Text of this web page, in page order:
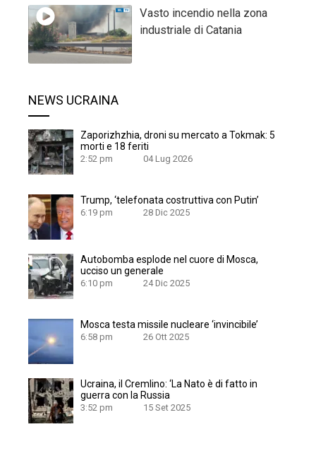
Vasto incendio nella zona
industriale di Catania
NEWS UCRAINA
Zaporizhzhia, droni su mercato a Tokmak: 5
morti e 18 feriti
2:52 pm 04 Lug 2026
Trump, ‘telefonata costruttiva con Putin’
6:19 pm 28 Dic 2025
Autobomba esplode nel cuore di Mosca,
ucciso un generale
6:10 pm 24 Dic 2025
Mosca testa missile nucleare ‘invincibile’
6:58 pm 26 Ott 2025
Ucraina, il Cremlino: ‘La Nato è di fatto in
guerra con la Russia
3:52 pm 15 Set 2025